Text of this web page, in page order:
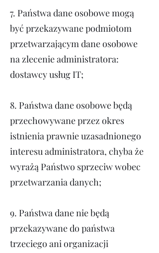
7. Państwa dane osobowe mogą
być przekazywane podmiotom
przetwarzającym dane osobowe
na zlecenie administratora:
dostawcy usług IT;
8. Państwa dane osobowe będą
przechowywane przez okres
istnienia prawnie uzasadnionego
interesu administratora, chyba że
wyrażą Państwo sprzeciw wobec
przetwarzania danych;
9. Państwa dane nie będą
przekazywane do państwa
trzeciego ani organizacji